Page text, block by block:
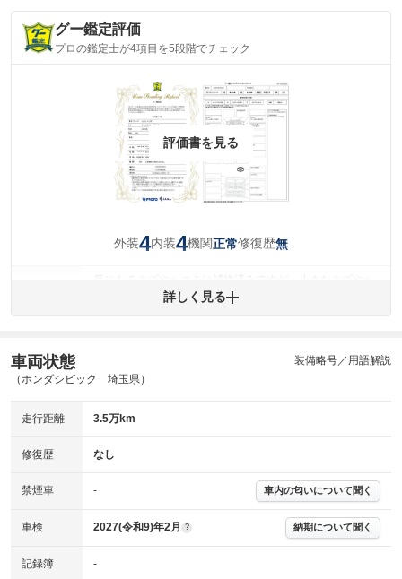
グー鑑定評価
プロの鑑定士が4項目を5段階でチェック
評価書を見る
外装4内装4機関正常修復歴無
気になるキズやヘコミは補修済みですが、小さなキズやヘ
コミが残っています。
(内装状態)
機関 主要機関に不具合はありません。
修復歴 詳細は鑑定書をご確認ください。
※グー鑑定は保証サービスではございません。購入時は必ず現車をご確認
※実際にお渡しするコンディションチェックシートにつきましては、形式
※グー鑑定の評価はあくまでも記載している鑑定日の鑑定結果となりま
す。車両情報等の詳細は各販売店へお問い合わせ下さい。
詳しく見る
車両状態
（ホンダシビック 埼玉県）
装備略号／用語解説
走行距離 3.5万km
修復歴 なし
禁煙車 - 車内の匂いについて聞く
車検 2027(令和9)年2月 ? 納期について聞く
記録簿 -